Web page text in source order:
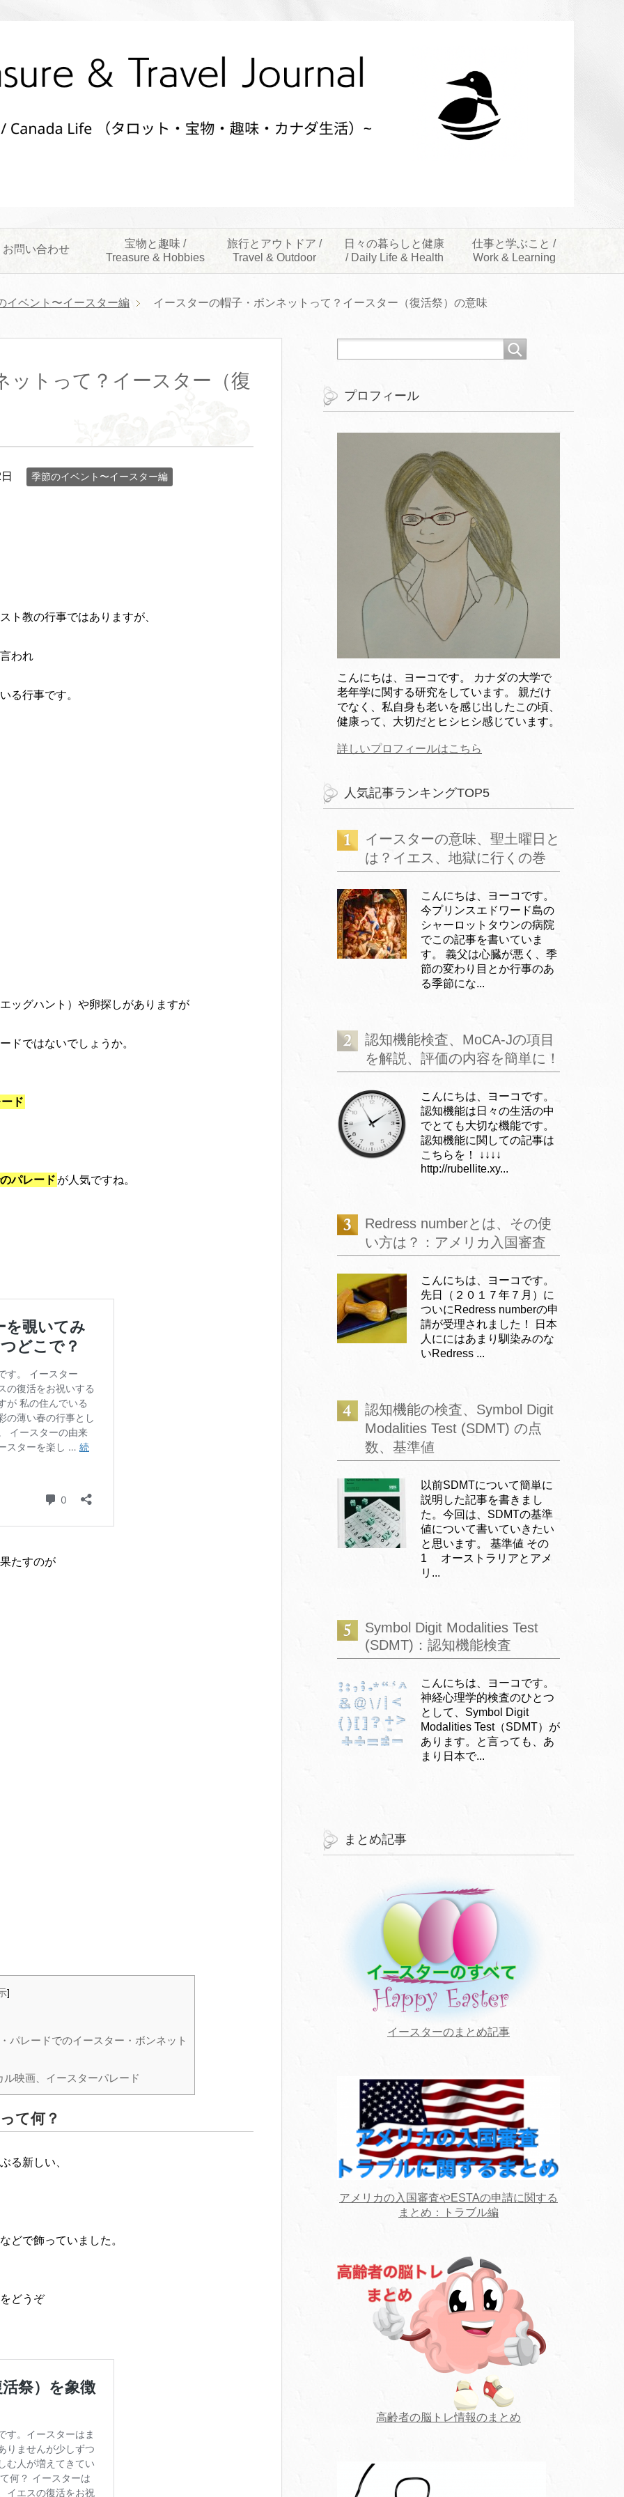
お問い合わせ
宝物と趣味 /
Treasure & Hobbies
旅行とアウトドア /
Travel & Outdoor
日々の暮らしと健康
/ Daily Life & Health
仕事と学ぶこと /
Work & Learning
イベント〜イースター編 イースターの帽子・ボンネットって？イースター（復活祭）の意味
ットって？イースター（復
季節のイベント〜イースター編
ト教の行事ではありますが、
われ
る行事です。
ッグハント）や卵探しがありますが
ドではないでしょうか。
ド
パレード が人気ですね。
たすのが
]
パレードでのイースター・ボンネット
映画、イースターパレード
て何？
る新しい、
どで飾っていました。
どうぞ
プロフィール
こんにちは、ヨーコです。 カナダの大学で
老年学に関する研究をしています。 親だけ
でなく、私自身も老いを感じ出したこの頃、
健康って、大切だとヒシヒシ感じています。
詳しいプロフィールはこちら
人気記事ランキングTOP5
イースターの意味、聖土曜日と
は？イエス、地獄に行くの巻
こんにちは、ヨーコです。
今プリンスエドワード島の
シャーロットタウンの病院
でこの記事を書いていま
す。 義父は心臓が悪く、季
節の変わり目とか行事のあ
る季節にな...
認知機能検査、MoCA-Jの項目
を解説、評価の内容を簡単に！
こんにちは、ヨーコです。
認知機能は日々の生活の中
でとても大切な機能です。
認知機能に関しての記事は
こちらを！ ↓↓↓↓
http://rubellite.xy...
Redress numberとは、その使
い方は？：アメリカ入国審査
こんにちは、ヨーコです。
先日（２０１７年７月）に
ついにRedress numberの申
請が受理されました！ 日本
人ににはあまり馴染みのな
いRedress ...
認知機能の検査、Symbol Digit
Modalities Test (SDMT) の点
数、基準値
以前SDMTについて簡単に
説明した記事を書きまし
た。今回は、SDMTの基準
値について書いていきたい
と思います。 基準値 その
1 オーストラリアとアメ
リ...
Symbol Digit Modalities Test
(SDMT)：認知機能検査
こんにちは、ヨーコです。
神経心理学的検査のひとつ
として、Symbol Digit
Modalities Test（SDMT）が
あります。と言っても、あ
まり日本で...
まとめ記事
イースターのまとめ記事
アメリカの入国審査やESTAの申請に関する
まとめ：トラブル編
高齢者の脳トレ情報のまとめ